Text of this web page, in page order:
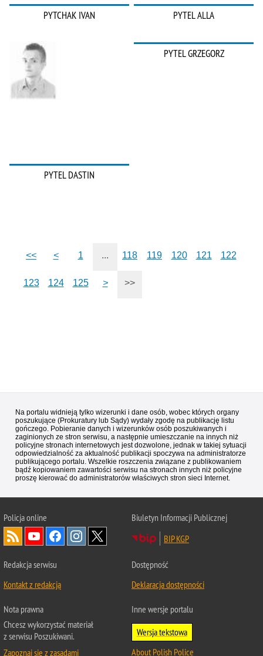
PYTCHAK IVAN PYTEL ALLA
PYTEL DASTIN
PYTEL GRZEGORZ
<< < 1 ... 118 119 120 121 122
123 124 125 > >>
Na portalu widnieją tylko wizerunki i dane osób, wobec których organy
poszukujące (Prokuratury lub Sądy) wydały zgodę na publikację listu
gończego. Pobieranie danych i wizerunków osób poszukiwanych i
zaginionych ze stron serwisu, a następnie umieszczanie na innych niż
policyjne stronach internetowych jest dozwolone, jednak w takiej sytuacji
odpowiedzialność za aktualność publikacji spoczywa na administratorze
publikującego portalu. Wszelkie roszczenia związane z publikowaniem
bądź kopiowaniem zawartości serwisu na stronach innych niż policyjne
proszę kierować do administratorów właściwych stron sieci Internet.
Policjaonline
Biuletyn Informacji Publicznej
BIP KGP
Redakcja serwisu
Kontakt z redakcją
Dostępność
Deklaracja dostępności
Nota prawna
Chcesz wykorzystać materiał
z serwisu Poszukiwani.
Zapoznaj się z zasadami
Inne wersje portalu
Wersja tekstowa
About Polish Police